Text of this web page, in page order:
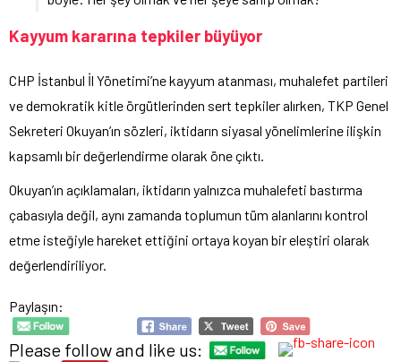
Kayyum kararına tepkiler büyüyor
CHP İstanbul İl Yönetimi’ne kayyum atanması, muhalefet partileri
ve demokratik kitle örgütlerinden sert tepkiler alırken, TKP Genel
Sekreteri Okuyan’ın sözleri, iktidarın siyasal yönelimlerine ilişkin
kapsamlı bir değerlendirme olarak öne çıktı.
Okuyan’ın açıklamaları, iktidarın yalnızca muhalefeti bastırma
çabasıyla değil, aynı zamanda toplumun tüm alanlarını kontrol
etme isteğiyle hareket ettiğini ortaya koyan bir eleştiri olarak
değerlendiriliyor.
Paylaşın:
Please follow and like us: